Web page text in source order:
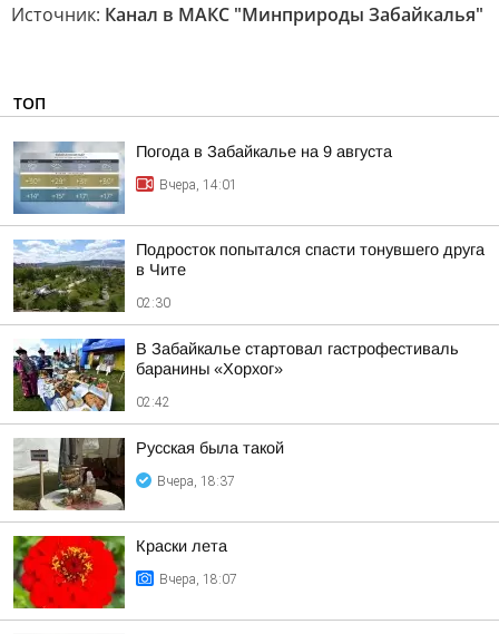
Источник: Канал в МАКС "Минприроды Забайкалья"
ТОП
Погода в Забайкалье на 9 августа
Вчера, 14:01
Подросток попытался спасти тонувшего друга
в Чите
02:30
В Забайкалье стартовал гастрофестиваль
баранины «Хорхог»
02:42
Русская была такой
Вчера, 18:37
Краски лета
Вчера, 18:07